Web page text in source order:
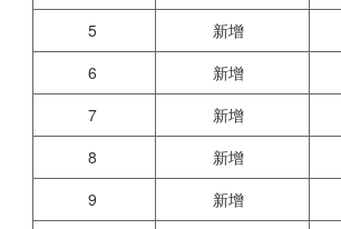
5
新增
6
新增
7
新增
8
新增
9
新增